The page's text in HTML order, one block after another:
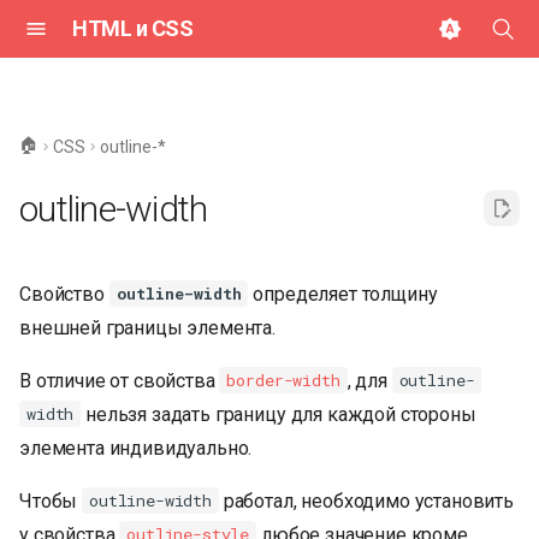
HTML и CSS
ц
а
л
и
🏠 CSS outline-*
outline-width
Свойство outline-width определяет толщину
внешней границы элемента.
В отличие от свойства border-width , для outline-
width
нельзя задать границу для каждой стороны
элемента индивидуально.
Чтобы outline-width
работал, необходимо установить
у свойства outline-style любое значение кроме